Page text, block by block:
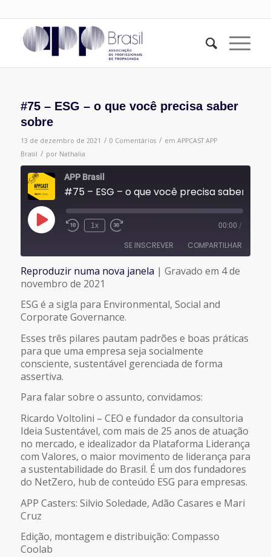
#75 – ESG – o que você precisa saber
sobre
13 de dezembro de 2021 / 0 Comentários / em APPCAST APP
Brasil / por Nathalia
APP Brasil
Reproduzir
episódio
1x 00:00 /
SE INSCREVER COMPARTILHAR
FEED RSS
COMPARTILHAR
LINK
INCORPORAR
Reproduzir numa nova janela | Gravado em 4 de
novembro de 2021
ESG é a sigla para Environmental, Social and
Corporate Governance.
Esses três pilares pautam padrões e boas práticas
para que uma empresa seja socialmente
consciente, sustentável gerenciada de forma
assertiva.
Para falar sobre o assunto, convidamos:
Ricardo Voltolini – CEO e fundador da consultoria
Ideia Sustentável, com mais de 25 anos de atuação
no mercado, e idealizador da Plataforma Liderança
com Valores, o maior movimento de liderança para
a sustentabilidade do Brasil. É um dos fundadores
do NetZero, hub de conteúdo ESG para empresas.
APP Casters: Silvio Soledade, Adão Casares e Mari
Cruz
Edição, montagem e distribuição: Compasso
Coolab